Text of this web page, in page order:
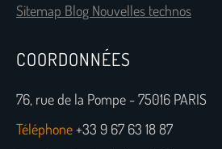
Sitemap Blog Nouvelles technos
COORDONNÉES
76, rue de la Pompe - 75016 PARIS
Téléphone+33 9 67 63 18 87